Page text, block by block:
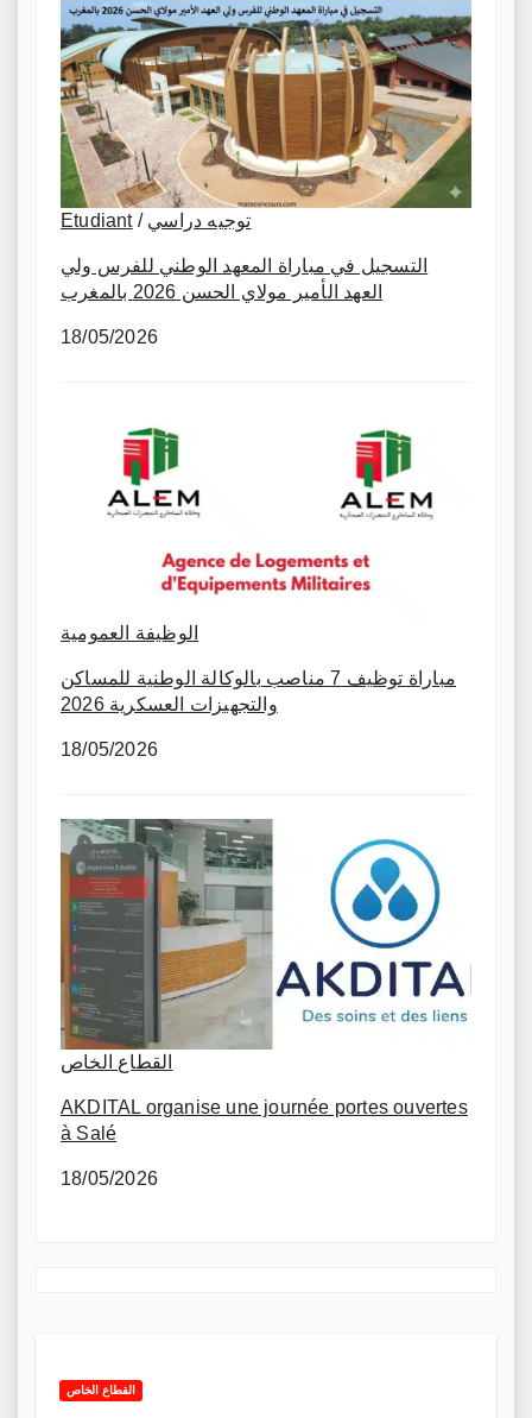
Etudiant/ توجيه دراسي
التسجيل في مباراة المعهد الوطني للفرس ولي
العهد الأمير مولاي الحسن 2026 بالمغرب
18/05/2026
الوظيفة العمومية
مباراة توظيف 7 مناصب بالوكالة الوطنية للمساكن
والتجهيزات العسكرية 2026
18/05/2026
القطاع الخاص
AKDITAL organise une journée portes ouvertes
à Salé
18/05/2026
القطاع الخاص